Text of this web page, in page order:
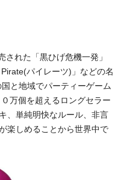
された「黒ひげ危機一発」
パイレーツ) 」などの名
と地域でパーティーゲーム
０万個を超えるロングセラー
、単純明快なルール、非言
楽しめることから世界中で